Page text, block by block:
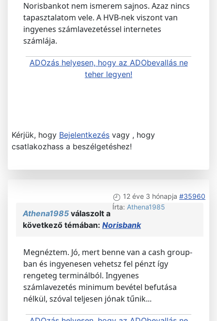
Norisbankot nem ismerem sajnos. Azaz nincs
tapasztalatom vele. A HVB-nek viszont van
ingyenes számlavezetéssel internetes
számlája.
ADOzás helyesen, hogy az ADObevallás ne
teher legyen!
Kérjük, hogy Bejelentkezés vagy , hogy
csatlakozhass a beszélgetéshez!
12 éve 3 hónapja #35960
Írta: Athena1985
Athena1985 válaszolt a
következő témában: Norisbank
Megnéztem. Jó, mert benne van a cash group-
ban és ingyenesen vehetsz fel pénzt így
rengeteg terminálból. Ingyenes
számlavezetés minimum bevétel befutása
nélkül, szóval teljesen jónak tűnik...